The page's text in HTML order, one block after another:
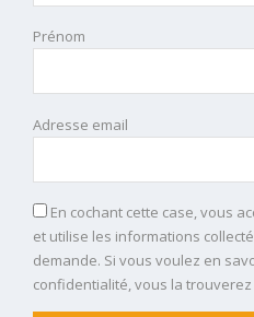
Prénom
Adresse email
En cochant cette case, vous
et utilise les informations
demande. Si vous voulez en
confidentialité, vous la trouverez